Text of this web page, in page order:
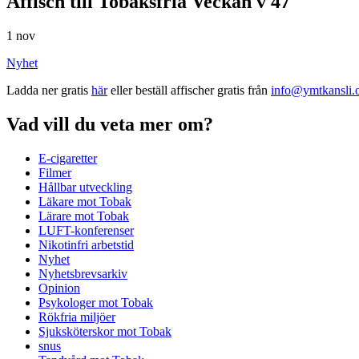
1 nov
Nyhet
Ladda ner gratis häreller beställ affischer gratis från
Vad vill du veta mer om?
E-cigaretter
Filmer
Hållbar utveckling
Läkare mot Tobak
Lärare mot Tobak
LUFT-konferenser
Nikotinfri arbetstid
Nyhet
Nyhetsbrevsarkiv
Opinion
Psykologer mot Tobak
Rökfria miljöer
Sjuksköterskor mot Tobak
snus